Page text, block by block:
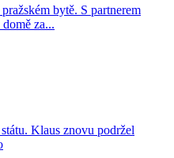
bytě. S partnerem
za...
Klaus znovu podržel